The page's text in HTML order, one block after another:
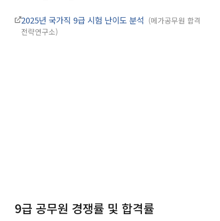
2025년 국가직 9급 시험 난이도 분석
메가공무원 합격
전략연구소
9급 공무원 경쟁률 및 합격률